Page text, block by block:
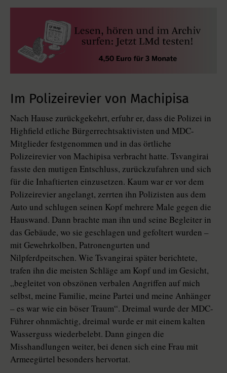
Im Polizeirevier von Machipisa
Nach Hause zurückgekehrt, erfuhr er, dass die Polizei in
Highfield etliche Bürgerrechtsaktivisten und MDC-
Mitglieder festgenommen und in das örtliche
Polizeirevier von Machipisa verbracht hatte. Tsvangirai
fasste den mutigen Entschluss, zurückzufahren und sich
für die Inhaftierten einzusetzen. Kaum war er vor dem
Polizeirevier angelangt, zerrten ihn Polizisten aus dem
Auto und schlugen seinen Kopf mehrere Male gegen die
Hauswand. Dann brachte man ihn und seine Begleiter in
das Gebäude, wo sie geschlagen und gefoltert wurden –
mit Gewehrkolben, Patronengurten und
Nilpferdpeitschen. Wie Tsvangirai später berichtete,
trafen ihn die meisten Schläge am Kopf und im Gesicht,
„begleitet von obszönen verbalen Angriffen auf mich
selbst, meine Familie, meine Partei und meine Anhänger
– es war wie ein böser Traum“. Dreimal wurde der MDC-
Führer ohnmächtig, dreimal wurde er mit einem kalten
Wasserguss wiederbelebt. Dann gingen die
Misshandlungen weiter, bei denen sich eine Frau mit
Armeegürtel besonders hervortat.